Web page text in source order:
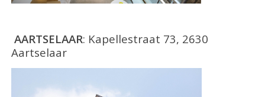
AARTSELAAR: Kapellestraat 73, 2630
Aartselaar